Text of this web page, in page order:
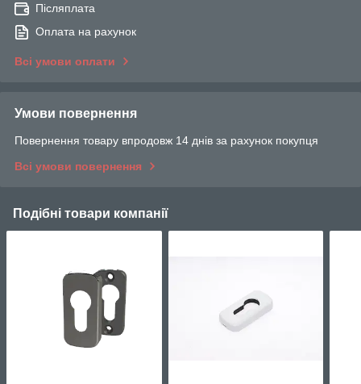
Післяплата
Оплата на рахунок
Всі умови оплати
Умови повернення
Повернення товару впродовж 14 днів за рахунок покупця
Всі умови повернення
Подібні товари компанії